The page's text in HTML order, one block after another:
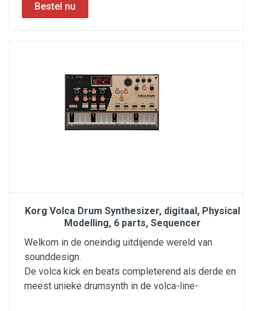
Korg Volca Drum Synthesizer, digitaal, Physical
Modelling, 6 parts, Sequencer
Welkom in de oneindig uitdijende wereld van
sounddesign.
De volca kick en beats completerend als derde en
meest unieke drumsynth in de volca-line-